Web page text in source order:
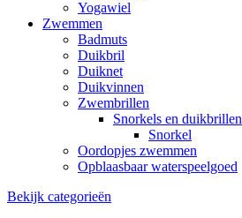
Yogawiel
Zwemmen
Badmuts
Duikbril
Duiknet
Duikvinnen
Zwembrillen
Snorkels en duikbrillen
Snorkel
Oordopjes zwemmen
Opblaasbaar waterspeelgoed
Bekijk categorieën